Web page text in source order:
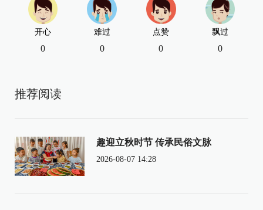
开心
0
难过
0
点赞
0
飘过
0
推荐阅读
趣迎立秋时节 传承民俗文脉
2026-08-07 14:28